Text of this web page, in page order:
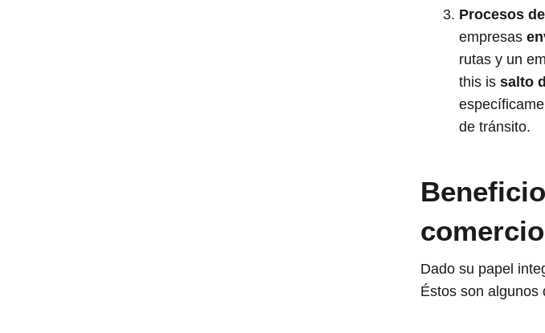
Procesos
empresas
rutas y un
this is salto
de tránsito.
Dado su papel
Éstos son algunos